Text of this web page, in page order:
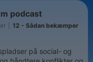
podcast
12 - Sådan bekæmper
på social- og